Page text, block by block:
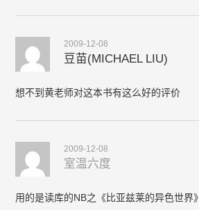
2009-12-08
豆苗(MICHAEL LIU)
想不到黄老师对这本书有这么好的评价
2009-12-08
室温六度
用的是读库的NB之《比亚兹莱的异色世界》